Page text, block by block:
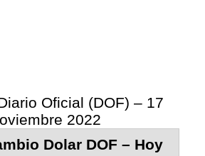
Oficial (DOF) – 17
2022
Dolar DOF – Hoy